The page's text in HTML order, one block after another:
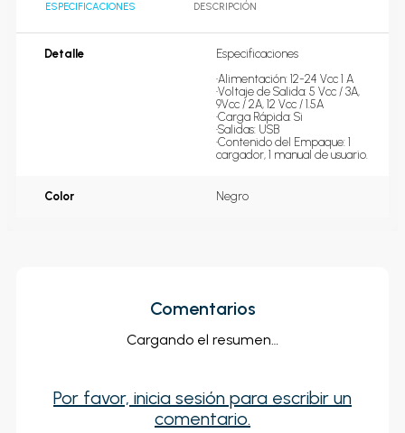
ESPECIFICACIONES DESCRIPCIÓN
Detalle
Especificaciones
•Alimentación: 12-24 Vcc 1 A
•Voltaje de Salida: 5 Vcc / 3A,
9Vcc / 2A, 12 Vcc / 1.5A
•Carga Rápida: Si
•Salidas: USB
•Contenido del Empaque: 1
cargador, 1 manual de usuario.
Color Negro
Comentarios
Cargando el resumen…
Por favor, inicia sesión para escribir un
comentario.